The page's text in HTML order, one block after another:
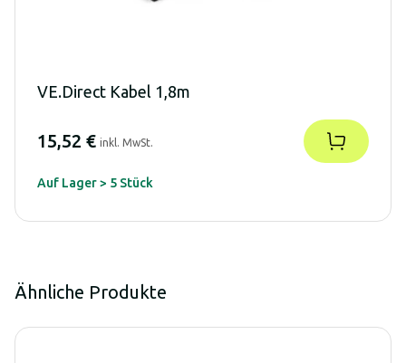
VE.Direct Kabel 1,8m
15,52 € inkl. MwSt.
Auf Lager > 5 Stück
Ähnliche Produkte